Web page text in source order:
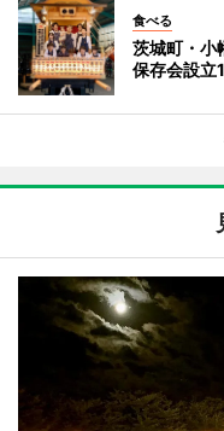
食べる
茨城町・
保存会設立